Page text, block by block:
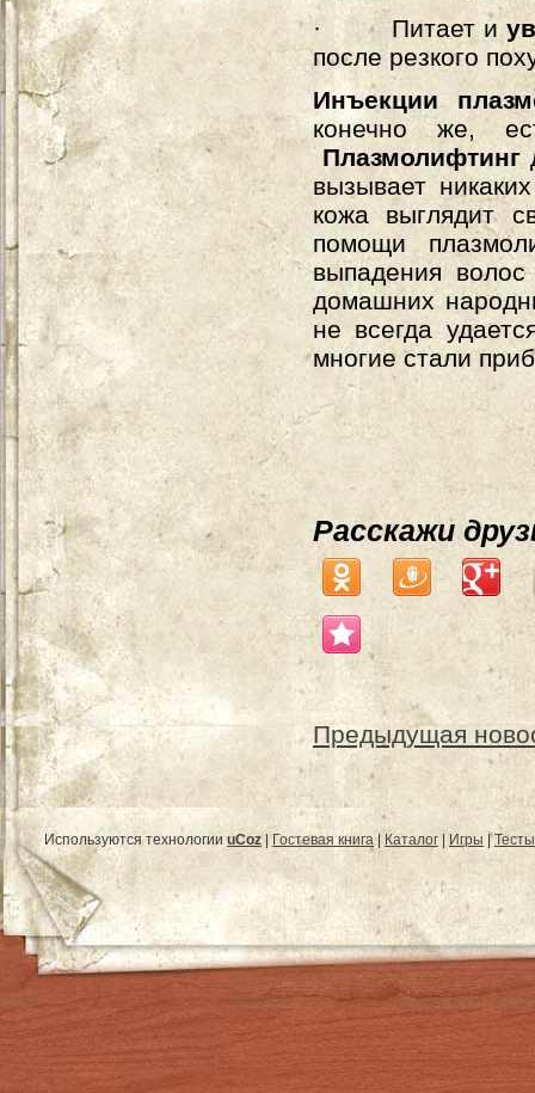
· Питает и
после резкого
Инъекции
конечно же,
Плазмолифтинг
вызывает
кожа выглядит
помощи
выпадения
домашних
не всегда
многие стали
Расскажи
Предыдущая
Используются технологии uCoz Гостевая книга| Каталог Игры |Тесты